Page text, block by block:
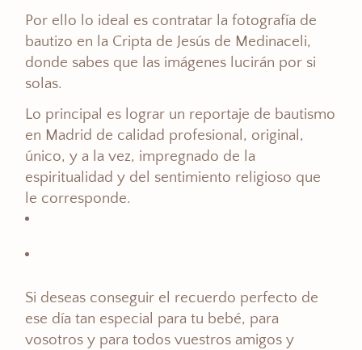
Por ello lo ideal es contratar la fotografía de
bautizo en la Cripta de Jesús de Medinaceli,
donde sabes que las imágenes lucirán por si
solas.
Lo principal es lograr un reportaje de bautismo
en Madrid de calidad profesional, original,
único, y a la vez, impregnado de la
espiritualidad y del sentimiento religioso que
le corresponde.
Si deseas conseguir el recuerdo perfecto de
ese día tan especial para tu bebé, para
vosotros y para todos vuestros amigos y